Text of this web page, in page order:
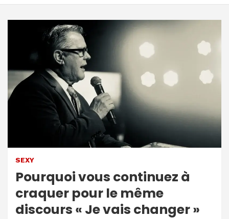
SEXY
Pourquoi vous continuez à
craquer pour le même
discours « Je vais changer »